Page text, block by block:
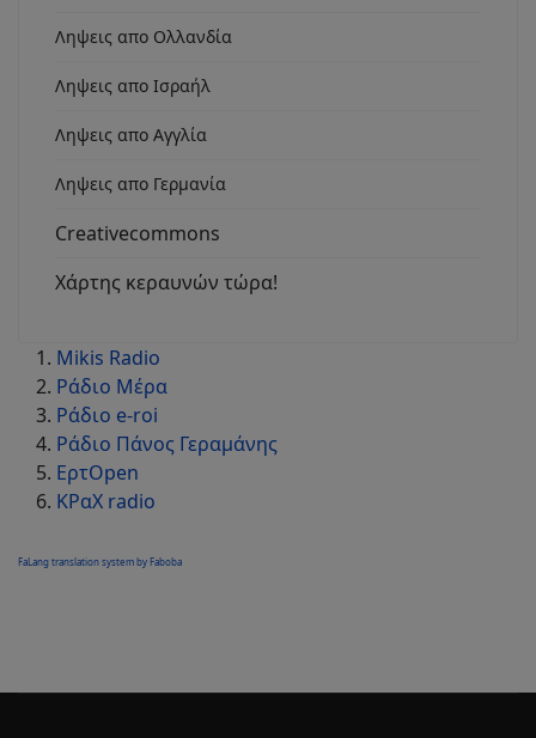
Ληψεις απο Ολλανδία
Ληψεις απο Ισραήλ
Ληψεις απο Αγγλία
Ληψεις απο Γερμανία
Creativecommons
Χάρτης κεραυνών τώρα!
Mikis Radio
Ράδιο Μέρα
Ράδιο e-roi
Ράδιο Πάνος Γεραμάνης
ΕρτOpen
ΚΡαΧ radio
FaLang translation system by Faboba